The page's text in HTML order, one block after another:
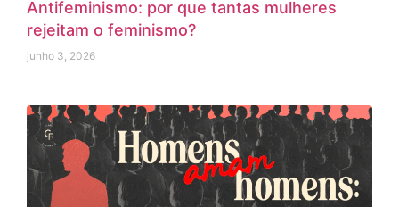
Antifeminismo: por que tantas mulheres
rejeitam o feminismo?
junho 3, 2026